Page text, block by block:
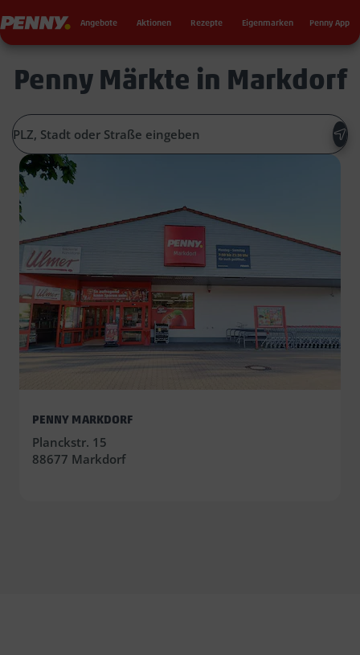
Penny Angebote Aktionen Rezepte Eigenmarken Penny App
Penny Märkte in Markdorf
PENNY MARKDORF
Planckstr. 15
88677 Markdorf